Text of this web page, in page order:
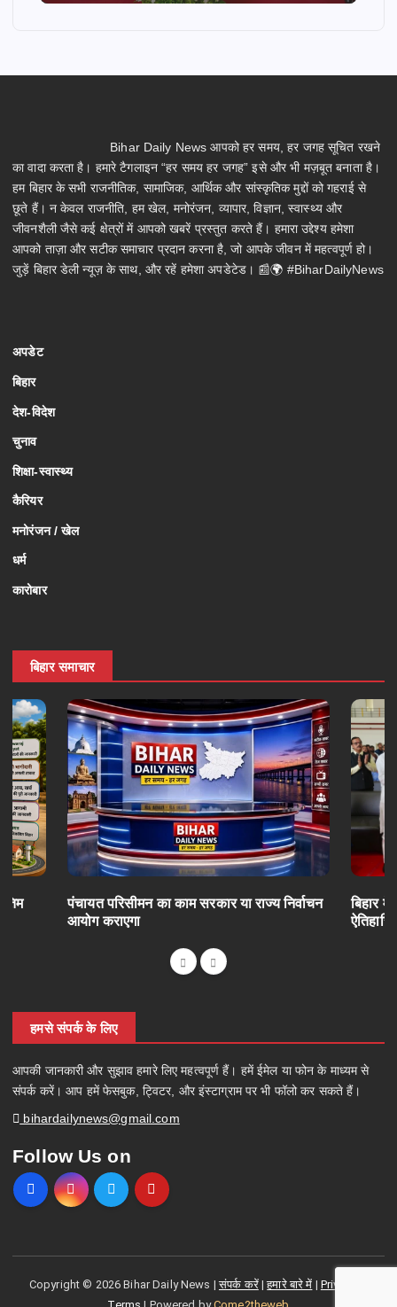
Bihar Daily News आपको हर समय, हर जगह सूचित रखने
का वादा करता है। हमारे टैगलाइन “हर समय हर जगह” इसे और भी मज़बूत बनाता है।
हम बिहार के सभी राजनीतिक, सामाजिक, आर्थिक और सांस्कृतिक मुद्दों को गहराई से
छूते हैं। न केवल राजनीति, हम खेल, मनोरंजन, व्यापार, विज्ञान, स्वास्थ्य और
जीवनशैली जैसे कई क्षेत्रों में आपको खबरें प्रस्तुत करते हैं। हमारा उद्देश्य हमेशा
आपको ताज़ा और सटीक समाचार प्रदान करना है, जो आपके जीवन में महत्वपूर्ण हो।
जुड़ें बिहार डेली न्यूज़ के साथ, और रहें हमेशा अपडेटेड। 📰🌍 #BiharDailyNews
अपडेट
बिहार
देश-विदेश
चुनाव
शिक्षा-स्वास्थ्य
कैरियर
मनोरंजन / खेल
धर्म
कारोबार
बिहार समाचार
पंचायत परिसीमन का काम सरकार या राज्य निर्वाचन
आयोग कराएगा
बिहार
हमसे संपर्क के लिए
आपकी जानकारी और सुझाव हमारे लिए महत्वपूर्ण हैं। हमें ईमेल या फोन के माध्यम से
संपर्क करें। आप हमें फेसबुक, ट्विटर, और इंस्टाग्राम पर भी फॉलो कर सकते हैं।
bihardailynews@gmail.com
Follow Us on
Copyright © 2026 Bihar Daily News |संपर्क करें|हमारे बारे में | Privacy &